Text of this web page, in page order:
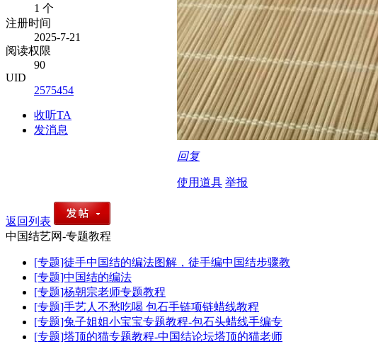
1 个
注册时间
2025-7-21
阅读权限
90
UID
2575454
收听TA
发消息
回复
使用道具 举报
返回列表
中国结艺网-专题教程
[专题]徒手中国结的编法图解，徒手编中国结步骤教
[专题]中国结的编法
[专题]杨朝宗老师专题教程
[专题]手艺人不愁吃喝 包石手链项链蜡线教程
[专题]兔子姐姐小宝宝专题教程-包石头蜡线手编专
[专题]塔顶的猫专题教程-中国结论坛塔顶的猫老师